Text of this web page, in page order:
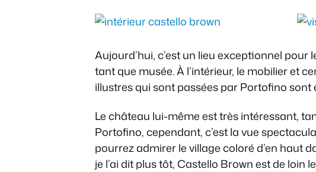
Aujourd’hui, c’est un lieu exceptionnel
tant que musée. À l’intérieur, le mobilier et
illustres qui sont passées par Portofino sont
Le château lui-même est très intéressant,
Portofino, cependant, c’est la vue
pourrez admirer le village coloré d’en haut
je l’ai dit plus tôt, Castello Brown est de loin